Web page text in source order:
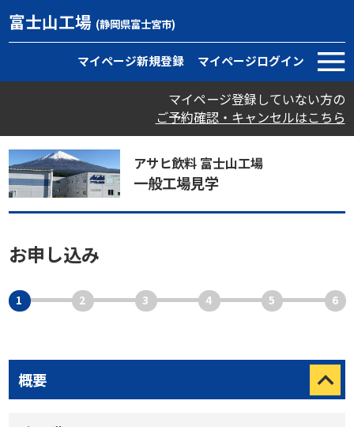
富士山工場 (静岡県富士宮市)
マイページ新規登録 マイページログイン
マイページ登録していない方の
ご予約確認・キャンセルはこちら
アサヒ飲料 富士山工場
一般工場見学
お申し込み
1 2 3 4 5 6
概要